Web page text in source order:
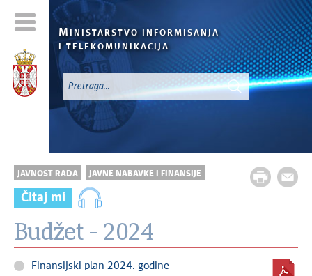
M INISTARSTVO INFORMISANJA
I TELEKOMUNIKACIJA
JAVNOST RADA JAVNE NABAVKE I FINANSIJE
Čitaj mi
Budžet - 2024
Finansijski plan 2024. godine